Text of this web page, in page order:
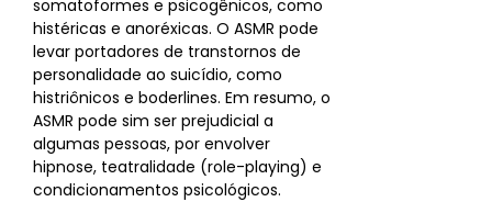
somatoformes e psicogênicos, como
histéricas e anoréxicas. O ASMR pode
levar portadores de transtornos de
personalidade ao suicídio, como
histriônicos e boderlines. Em resumo, o
ASMR pode sim ser prejudicial a
algumas pessoas, por envolver
hipnose, teatralidade (role-playing) e
condicionamentos psicológicos.